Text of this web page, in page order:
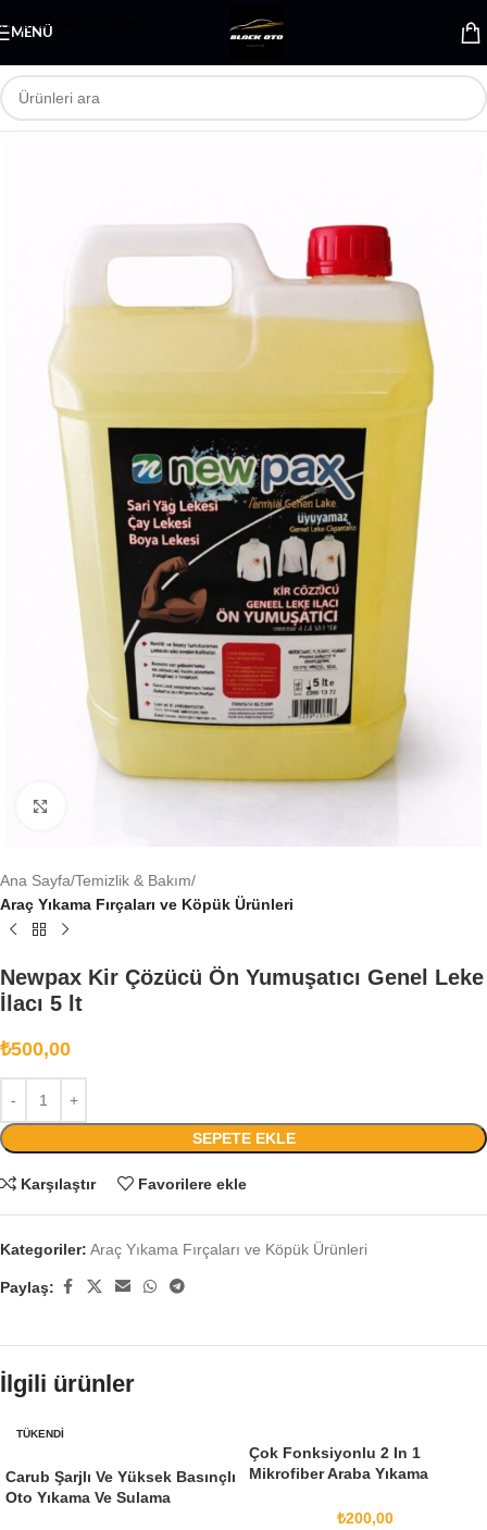
Skip to main content
MENÜ
Ana Sayfa Temizlik & Bakım
Araç Yıkama Fırçaları ve Köpük Ürünleri
Newpax Kir Çözücü Ön Yumuşatıcı Genel Leke
İlacı 5 lt
₺500,00
SEPETE EKLE
Karşılaştır Favorilere ekle
Kategoriler: Araç Yıkama Fırçaları ve Köpük Ürünleri
Paylaş:
İlgili ürünler
TÜKENDI
Carub Şarjlı Ve Yüksek Basınçlı
Oto Yıkama Ve Sulama
Çok Fonksiyonlu 2 In 1
Mikrofiber Araba Yıkama
Detay Fırçası Oto Moplu
₺200,00